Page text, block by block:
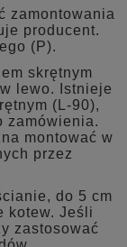
zamontowania
producent.
(P).
skrętnym
lewo. Istnieje
(L-90),
zamówienia.
montować w
przez
do 5 cm
kotew. Jeśli
zastosować